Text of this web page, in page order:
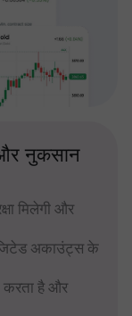
नुकसान
मिलेगी और
अकाउंट्स के
करता है और